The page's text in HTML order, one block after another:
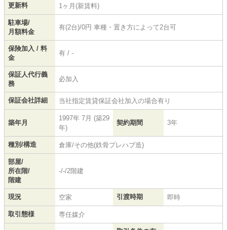
更新料 1ヶ月(新賃料)
駐車場/
月額料金
有(2台)/0円 車種・置き方によって2台可
保険加入 / 料
金
有 / -
保証人代行義
務
必加入
保証会社詳細 当社指定賃貸保証会社加入の場合有り
築年月
1997年 7月 (築29
年)
契約期間 3年
種別/構造 倉庫/その他(鉄骨プレハブ造)
部屋/
所在階/
階建
-/-/2階建
現況 空家 引渡時期 即時
取引態様 専任媒介